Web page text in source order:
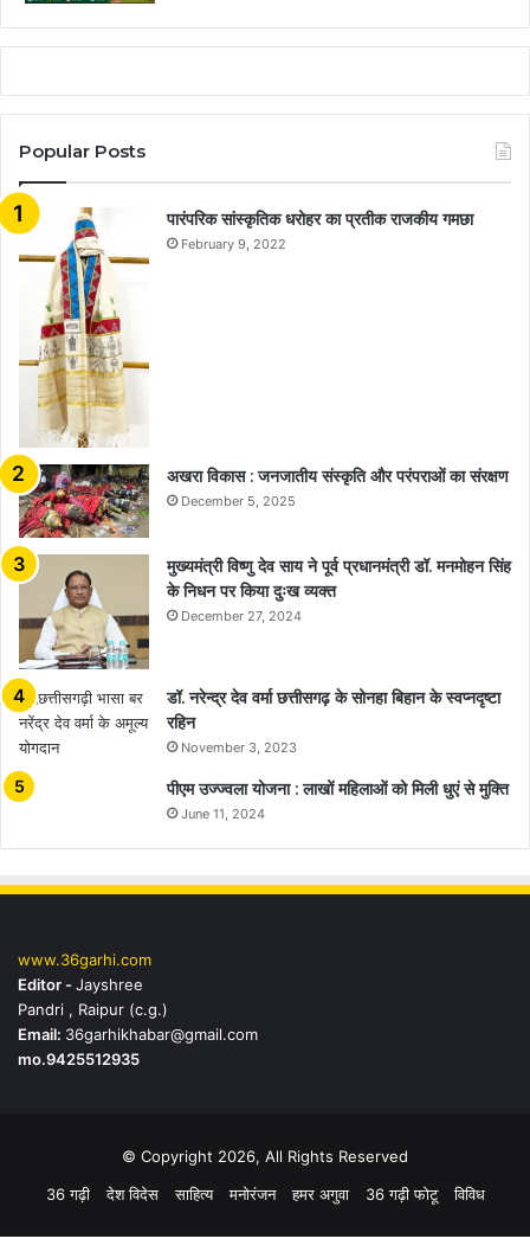
Popular Posts
​​​​​​​पारंपरिक सांस्कृतिक धरोहर का प्रतीक राजकीय गमछा
February 9, 2022
अखरा विकास : जनजातीय संस्कृति और परंपराओं का संरक्षण
December 5, 2025
मुख्यमंत्री विष्णु देव साय ने पूर्व प्रधानमंत्री डॉ. मनमोहन सिंह
के निधन पर किया दुःख व्यक्त
December 27, 2024
डॉ. नरेन्द्र देव वर्मा छत्तीसगढ़ के सोनहा बिहान के स्वप्नदृष्टा
रहिन
November 3, 2023
पीएम उज्ज्वला योजना : लाखों महिलाओं को मिली धुएं से मुक्ति
June 11, 2024
www.36garhi.com
Editor -Jayshree
Pandri , Raipur (c.g.)
Email: 36garhikhabar@gmail.com
mo.9425512935
© Copyright 2026, All Rights Reserved
36 गढ़ी
देश विदेस साहित्य मनोरंजन हमर अगुवा 36 गढ़ी फोटू विविध